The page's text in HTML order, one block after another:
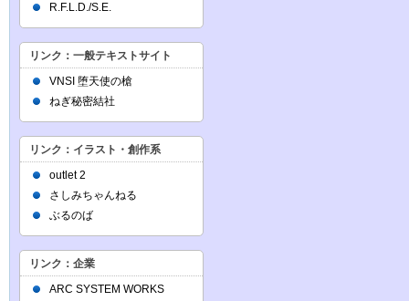
R.F.L.D./S.E.
リンク：一般テキストサイト
VNSI 堕天使の槍
ねぎ秘密結社
リンク：イラスト・創作系
outlet 2
さしみちゃんねる
ぶるのば
リンク：企業
ARC SYSTEM WORKS